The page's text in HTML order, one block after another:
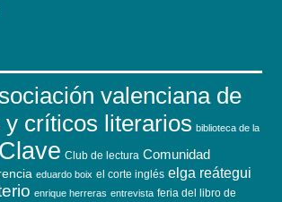
valenciana de
y críticos literarios biblioteca de la
Clave Club de lectura Comunidad
eduardo boix el corte inglés elga reátegui
enrique herreras entrevista feria del libro de